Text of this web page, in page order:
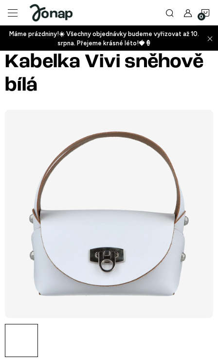
obsah
+
Máme prázdniny!☀️ Všechny objednávky budeme vyřizovat až 10.
srpna. Přejeme krásné léto!🍓🍦
Kabelka Vivi sněhově
bílá